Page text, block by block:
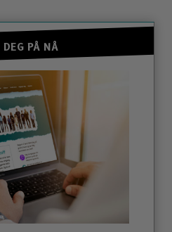
DEG PÅ NÅ